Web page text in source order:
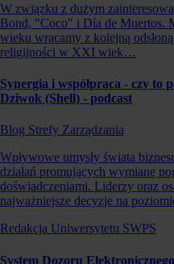
W związku z dużym
Bond, "Coco" i Día de Muertos.
wieku wracamy z kolejną
religijności w XXI wiek…
Synergia i współpraca - czy to
Dziwok (Shell) - podcast
Blog Strefy Zarządzania
Wpływowe umysły świata
działań promujących wymianę
doświadczeniami. Liderzy oraz
najważniejsze decyzje na
Redakcja Uniwersytetu SWPS
System Dozoru